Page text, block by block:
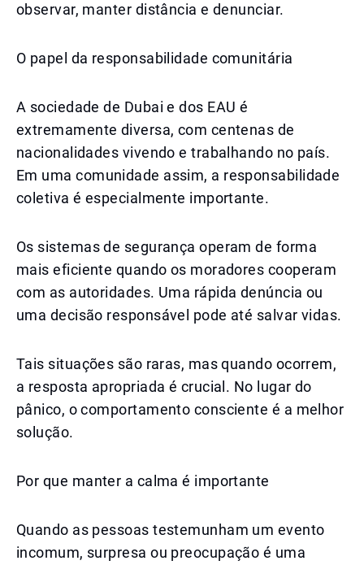
observar, manter distância e denunciar.
O papel da responsabilidade comunitária
A sociedade de Dubai e dos EAU é
extremamente diversa, com centenas de
nacionalidades vivendo e trabalhando no país.
Em uma comunidade assim, a responsabilidade
coletiva é especialmente importante.
Os sistemas de segurança operam de forma
mais eficiente quando os moradores cooperam
com as autoridades. Uma rápida denúncia ou
uma decisão responsável pode até salvar vidas.
Tais situações são raras, mas quando ocorrem,
a resposta apropriada é crucial. No lugar do
pânico, o comportamento consciente é a melhor
solução.
Por que manter a calma é importante
Quando as pessoas testemunham um evento
incomum, surpresa ou preocupação é uma